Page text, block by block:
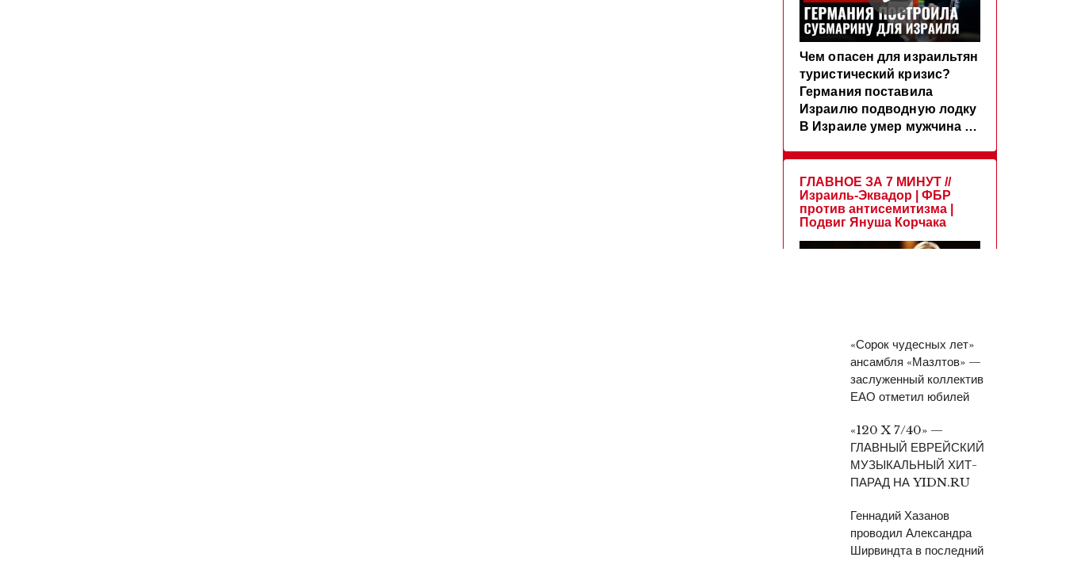
«Сорок чудесных лет»
ансамбля «Мазлтов» —
заслуженный коллектив
ЕАО отметил юбилей
«120 X 7/40» —
ГЛАВНЫЙ ЕВРЕЙСКИЙ
МУЗЫКАЛЬНЫЙ ХИТ-
ПАРАД НА YIDN.RU
Геннадий Хазанов
проводил Александра
Ширвиндта в последний